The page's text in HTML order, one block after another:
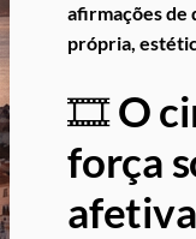
afirmações de
própria,
🎞️O
força
afetiva